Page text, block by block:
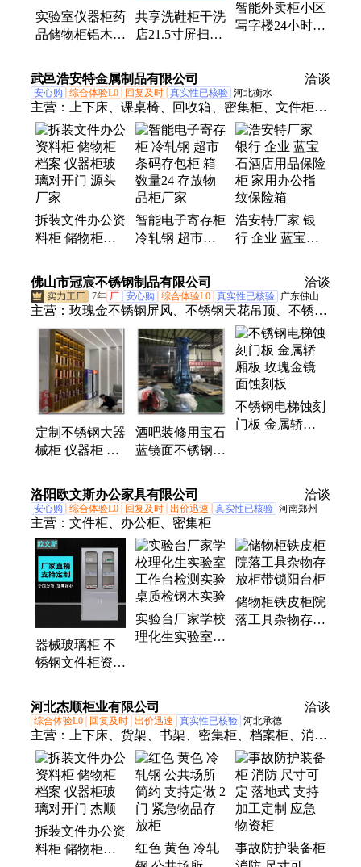
实验室仪器柜药
品储物柜铝木标
风玻璃展示柜
共享洗鞋柜干洗
店21.5寸屏扫码
小程序对接洗鞋
系统
智能外卖柜小区
写字楼24小时外
武邑浩安特金属制品有限公司 洽谈
安心购 综合体验L0 回复及时 真实性已核验 河北衡水
主营：
上下床、课桌椅、回收箱、密集柜、文件柜、
消防柜、回转柜、涂鸦柜、拆装柜、更衣柜、货架、
书架、办公桌
拆装文件办公资
料柜 储物柜档
对开门 源头厂
家
智能电子寄存柜
冷轧钢 超市条
量24 存放物品
柜厂家
浩安特厂家 银
行 企业 蓝宝石
家用办公指纹保
险箱
佛山市冠宸不锈钢制品有限公司 洽谈
7年 厂 安心购 综合体验L0 真实性已核验 广东佛山
主营： 玫瑰金不锈钢屏风、不锈钢天花吊顶、不锈钢
蚀刻板、定制不锈钢大器械柜、不锈钢玄关、酒店不
锈钢大门、不锈钢屏风、不锈钢蜂窝板、铝艺浮雕屏
风、不锈钢格栅、不锈钢背景墙、仿古铜不锈钢、不
锈钢镀铜板、不锈钢腐蚀板、不锈钢彩色板、不锈钢
装饰板、不锈钢雾化板、水波纹不锈钢板、不锈钢电
梯板、不锈钢门套、不锈钢装饰条、铜铝蚀刻、金属
雕刻、不锈钢转印木纹
定制不锈钢大器
械柜 仪器柜 医
资料柜
酒吧装修用宝石
蓝镜面不锈钢葫
手面管
不锈钢电梯蚀刻
门板 金属轿厢
洛阳欧文斯办公家具有限公司 洽谈
安心购 综合体验L0 回复及时 出价迅速 真实性已核验 河南郑州
主营： 文件柜、办公柜、密集柜
器械玻璃柜 不
锈钢文件柜资料
柜厂家多规格可
定制
实验台厂家学校
理化生实验室工
储物柜铁皮柜院
落工具杂物存放
河北杰顺柜业有限公司 洽谈
综合体验L0 回复及时 出价迅速 真实性已核验 河北承德
主营：
上下床、货架、书架、密集柜、档案柜、消防
柜、文件柜、回转柜、选层柜、办公柜、保密柜、拆
装橱柜、钢制衣柜、拆装衣柜、资料柜、外贸衣柜、
课桌椅、双面书架
拆装文件办公资
料柜 储物柜档
红色 黄色 冷轧
事故防护装备柜